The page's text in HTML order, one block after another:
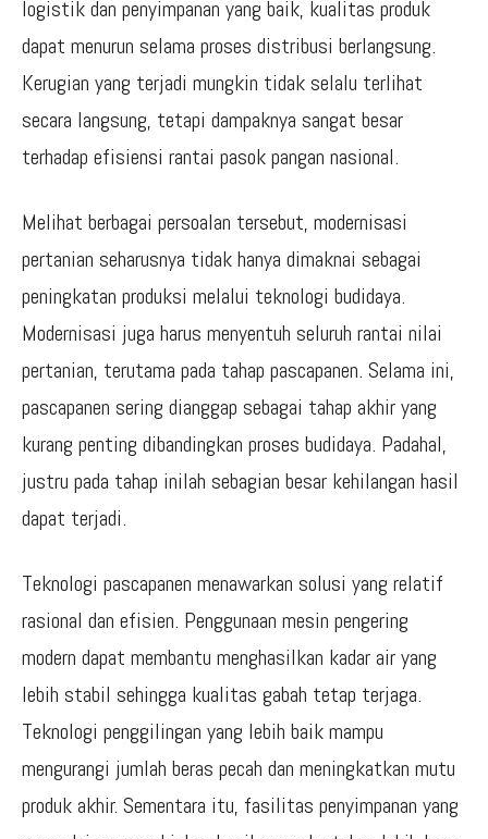
logistik dan penyimpanan yang baik, kualitas produk
dapat menurun selama proses distribusi berlangsung.
Kerugian yang terjadi mungkin tidak selalu terlihat
secara langsung, tetapi dampaknya sangat besar
terhadap efisiensi rantai pasok pangan nasional.
Melihat berbagai persoalan tersebut, modernisasi
pertanian seharusnya tidak hanya dimaknai sebagai
peningkatan produksi melalui teknologi budidaya.
Modernisasi juga harus menyentuh seluruh rantai nilai
pertanian, terutama pada tahap pascapanen. Selama ini,
pascapanen sering dianggap sebagai tahap akhir yang
kurang penting dibandingkan proses budidaya. Padahal,
justru pada tahap inilah sebagian besar kehilangan hasil
dapat terjadi.
Teknologi pascapanen menawarkan solusi yang relatif
rasional dan efisien. Penggunaan mesin pengering
modern dapat membantu menghasilkan kadar air yang
lebih stabil sehingga kualitas gabah tetap terjaga.
Teknologi penggilingan yang lebih baik mampu
mengurangi jumlah beras pecah dan meningkatkan mutu
produk akhir. Sementara itu, fasilitas penyimpanan yang